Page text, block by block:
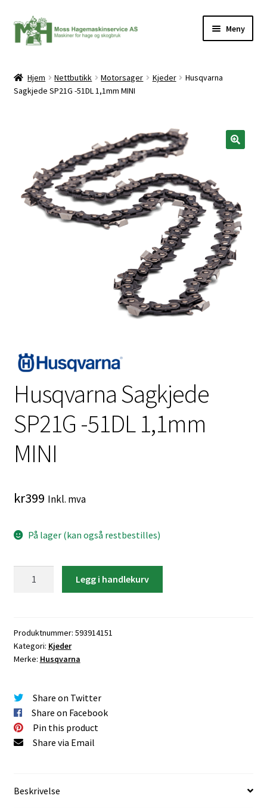
Hopp
til
Hopp
til
Meny
Hjem Nettbutikk Motorsager Kjeder
Husqvarna
Sagkjede SP21G -51DL 1,1mm MINI
Husqvarna Sagkjede
SP21G -51DL 1,1mm
MINI
kr399 Inkl. mva
På lager (kan også restbestilles)
1,1mm
MINI
antall
Legg i handlekurv
Produktnummer: 593914151
Kategori: Kjeder
Merke: Husqvarna
Share on Twitter
Share on Facebook
Pin this product
Share via Email
Beskrivelse